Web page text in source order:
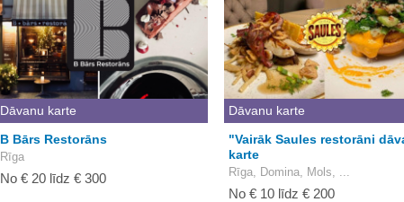
Dāvanu karte
B Bārs Restorāns
Rīga
No € 20 līdz € 300
Dāvanu karte
"Vairāk Saules restorāni
karte
Rīga, Domina, Mols, ...
No € 10 līdz € 200